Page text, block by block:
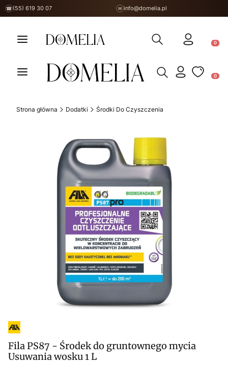
☎ (55) 619 30 07 ✉ info@domelia.pl
Otwórz wyszukiwarkę
Otwórz wyszukiwarkę
Strona główna Dodatki Środki Do Czyszczenia
Fila PS87 - Środek do gruntownego mycia
Usuwania wosku 1 L